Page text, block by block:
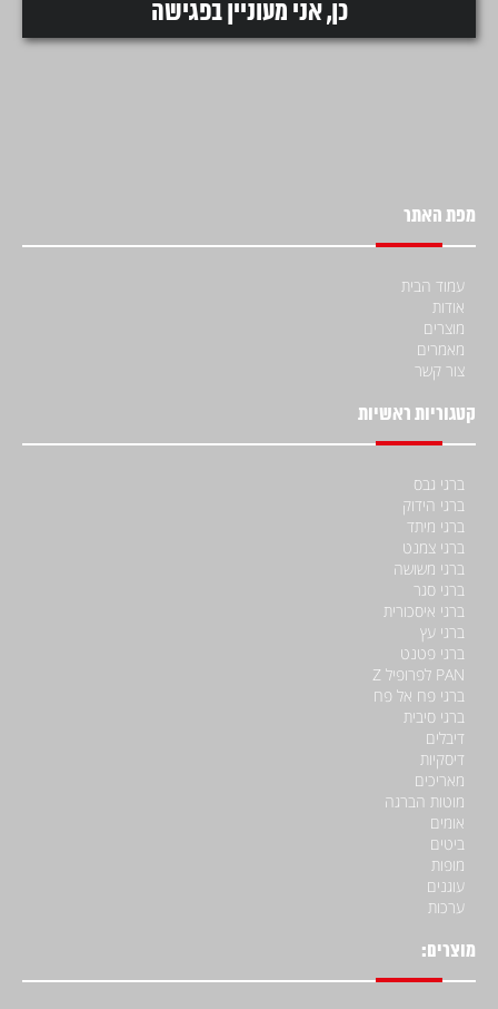
מפת האתר
עמוד הבית
אודות
מוצרים
מאמרים
צור קשר
קטגוריות ראשיות
ברגי גבס
ברגי הידוק
ברגי מיתד
ברגי צמנט
ברגי משושה
ברגי סגר
ברגי איסכורית
ברגי עץ
ברגי פטנט
PAN לפרופיל Z
ברגי פח אל פח
ברגי סיבית
דיבלים
דיסקיות
מאריכים
מוטות הברגה
אומים
ביטים
מופות
עוגנים
ערכות
מוצרים: